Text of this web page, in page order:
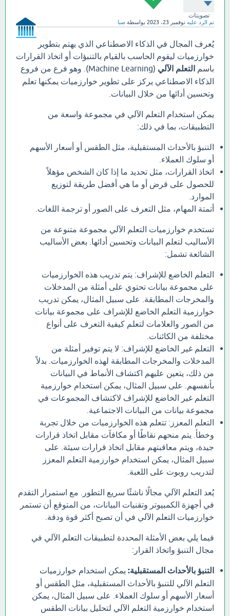
تصويتات
تم الرد عليه نوفمبر 23، 2023 بواسطة صبا
يُعرف المجال في الذكاء الاصطناعي الذي يهتم بتطوير
خوارزميات ليقوم الحاسب بالقيام بالتنبؤات أو اتخاذ القرارات
باسم
التعلم الآلي
(Machine Learning). وهو فرع من فروع
الذكاء الاصطناعي يركز على تطوير خوارزميات يمكنها تعلم
وتحسين أدائها من خلال البيانات.
يمكن استخدام التعلم الآلي في مجموعة واسعة من
التطبيقات، بما في ذلك:
التنبؤ بالأحداث المستقبلية، مثل الطقس أو أسعار الأسهم
أو سلوك العملاء.
اتخاذ القرارات، مثل تحديد ما إذا كان الشخص مؤهلاً
للحصول على قرض أو ما هي أفضل طريقة لتوزيع
الموارد.
أتمتة المهام، مثل التعرف على الصور أو ترجمة اللغات.
تستخدم خوارزميات التعلم الآلي مجموعة متنوعة من
الأساليب لتعلم البيانات وتحسين أدائها. بعض الأساليب
الشائعة تشمل:
التعلم الخاضع للإشراف: يتم تدريب هذه الخوارزميات
على مجموعة بيانات تحتوي على أمثلة من المدخلات
والمخرجات المطابقة. على سبيل المثال، يمكن تدريب
خوارزمية التعلم الخاضع للإشراف على مجموعة بيانات
من الصور والعلامات لتعلم كيفية التعرف على أنواع
مختلفة من الكائنات.
التعلم غير الخاضع للإشراف: لا يتم توفير أمثلة من
المدخلات والمخرجات المطابقة لهذه الخوارزميات. بدلاً
من ذلك، يتعين عليهم اكتشاف الأنماط في البيانات
بأنفسهم. على سبيل المثال، يمكن استخدام خوارزمية
التعلم غير الخاضع للإشراف لاكتشاف المجموعات في
مجموعة بيانات من البيانات الاجتماعية.
التعلم المعزز: تتعلم هذه الخوارزميات من خلال تجربة
وخطأ. يتم منحهم نقاطًا أو مكافآت مقابل اتخاذ قرارات
جيدة، ويتم معاقبتهم مقابل اتخاذ قرارات سيئة. على
سبيل المثال، يمكن استخدام خوارزمية التعلم المعزز
لتدريب روبوت على اللعبة.
يُعد التعلم الآلي مجالًا ناشئًا سريع التطور. مع استمرار التقدم
في أجهزة الكمبيوتر وتقنيات البيانات، من المتوقع أن تستمر
خوارزميات التعلم الآلي في أن تصبح أكثر قوة ودقة.
فيما يلي بعض الأمثلة المحددة لتطبيقات التعلم الآلي في
مجال التنبؤ واتخاذ القرار:
التنبؤ بالأحداث المستقبلية: يمكن استخدام خوارزميات
التعلم الآلي للتنبؤ بالأحداث المستقبلية، مثل الطقس أو
أسعار الأسهم أو سلوك العملاء. على سبيل المثال، يمكن
استخدام خوارزمية التعلم الآلي لتحليل بيانات الطقس